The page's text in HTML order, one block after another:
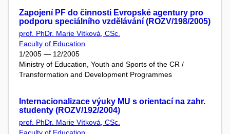
Zapojení PF do činnosti Evropské agentury pro
podporu speciálního vzdělávání (ROZV/198/2005)
prof. PhDr. Marie Vítková, CSc.
Faculty of Education
1/2005 — 12/2005
Ministry of Education, Youth and Sports of the CR /
Transformation and Development Programmes
Internacionalizace výuky MU s orientací na zahr.
studenty (ROZV/192/2004)
prof. PhDr. Marie Vítková, CSc.
Faculty of Education